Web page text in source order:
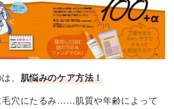
、 肌悩みのケア方法！
毛穴にたるみ……肌質や年齢によって